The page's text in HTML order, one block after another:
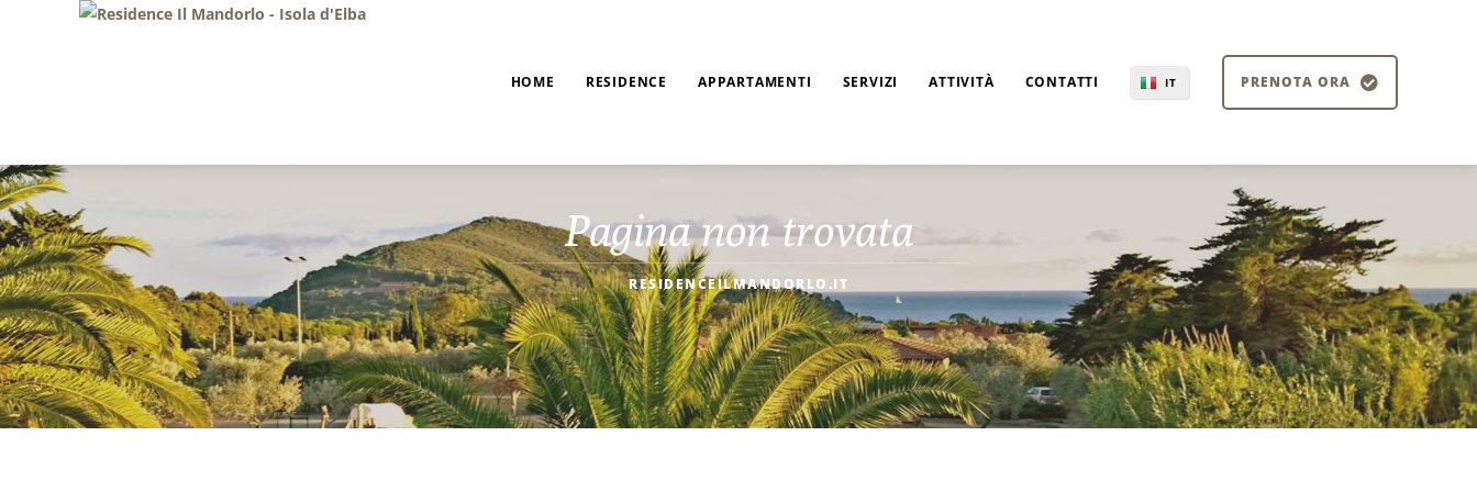
HOME RESIDENCE APPARTAMENTI SERVIZI ATTIVITÀ CONTATTI IT PRENOTA ORA
Pagina non trovata
RESIDENCEILMANDORLO.IT